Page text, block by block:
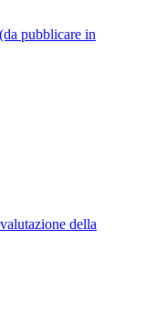
pubblicare in
della